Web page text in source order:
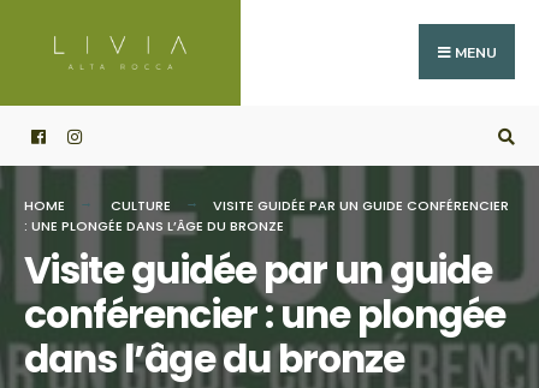
MENU
HOME CULTURE
VISITE GUIDÉE PAR UN GUIDE CONFÉRENCIER
: UNE PLONGÉE DANS L’ÂGE DU BRONZE
Visite guidée par un guide
conférencier : une plongée
dans l’âge du bronze
for: